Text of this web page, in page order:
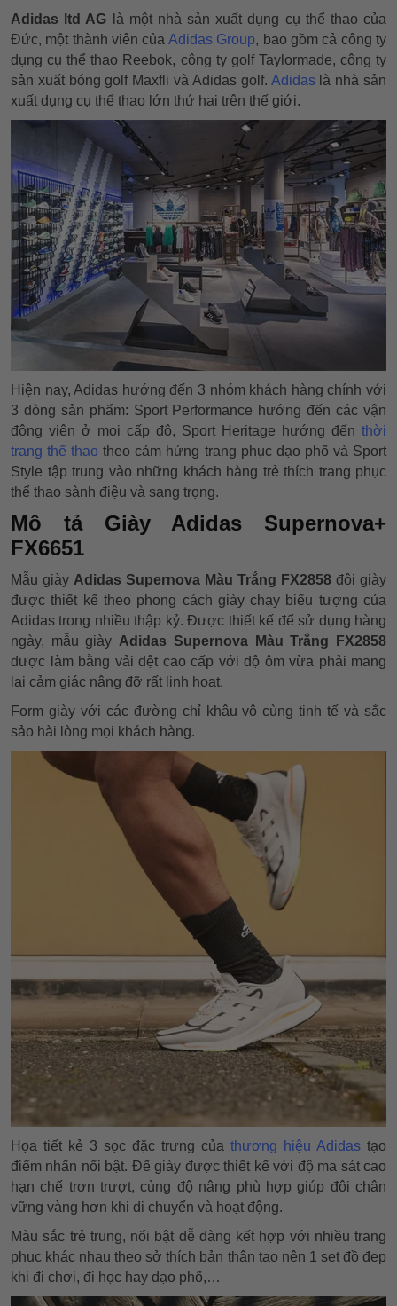
Adidas ltd AG là một nhà sản xuất dụng cụ thể thao của
Đức, một thành viên của Adidas Group, bao gồm cả công ty
dụng cụ thể thao Reebok, công ty golf Taylormade, công ty
sản xuất bóng golf Maxfli và Adidas golf. Adidaslà nhà sản
xuất dụng cụ thể thao lớn thứ hai trên thế giới.
Hiện nay, Adidas hướng đến 3 nhóm khách hàng chính với
3 dòng sản phẩm: Sport Performance hướng đến các vận
động viên ở mọi cấp độ, Sport Heritage hướng đến thời
trang thể thao theo cảm hứng trang phục dạo phố và Sport
Style tập trung vào những khách hàng trẻ thích trang phục
thể thao sành điệu và sang trọng.
Mô tả Giày Adidas Supernova+
FX6651
Mẫu giày Adidas Supernova Màu Trắng FX2858 đôi giày
được thiết kế theo phong cách giày chạy biểu tượng của
Adidas trong nhiều thập kỷ. Được thiết kế để sử dụng hàng
ngày, mẫu giày Adidas Supernova Màu Trắng FX2858
được làm bằng vải dệt cao cấp với độ ôm vừa phải mang
lại cảm giác nâng đỡ rất linh hoạt.
Form giày với các đường chỉ khâu vô cùng tinh tế và sắc
sảo hài lòng mọi khách hàng.
Họa tiết kẻ 3 sọc đặc trưng của thương hiệu Adidas tạo
điểm nhấn nổi bật. Đế giày được thiết kế với độ ma sát cao
hạn chế trơn trượt, cùng độ nâng phù hợp giúp đôi chân
vững vàng hơn khi di chuyển và hoạt động.
Màu sắc trẻ trung, nổi bật dễ dàng kết hợp với nhiều trang
phục khác nhau theo sở thích bản thân tạo nên 1 set đồ đẹp
khi đi chơi, đi học hay dạo phố,…